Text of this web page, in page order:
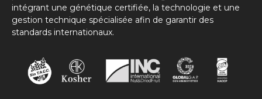
intégrant une génétique certifiée, la technologie et une
gestion technique spécialisée afin de garantir des
standards internationaux.